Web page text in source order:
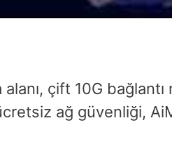
çift 10G
ağ güvenliği,